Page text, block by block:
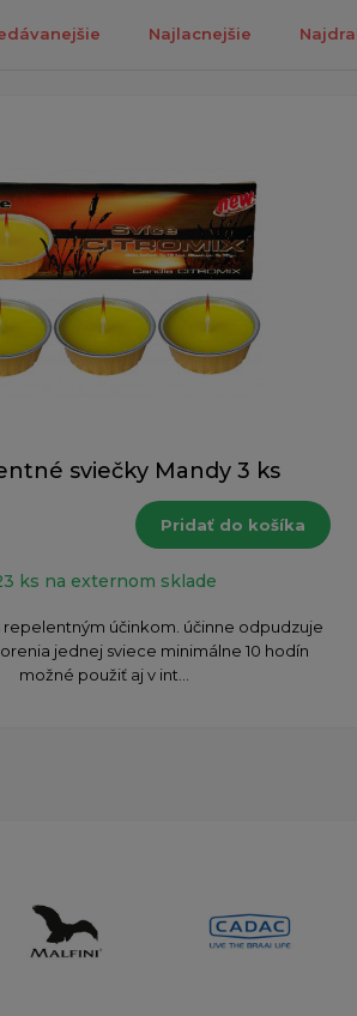
Najlacnejšie
sviečky Mandy 3 ks
Pridať do košíka
ks na externom sklade
repelentným účinkom. účinne odpudzuje
jednej sviece minimálne 10 hodín
možné použiť aj v int...